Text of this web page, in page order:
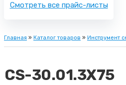
Смотреть все прайс-листы
Главная » Каталог товаров » Инструмент
CS-30.01.3X75